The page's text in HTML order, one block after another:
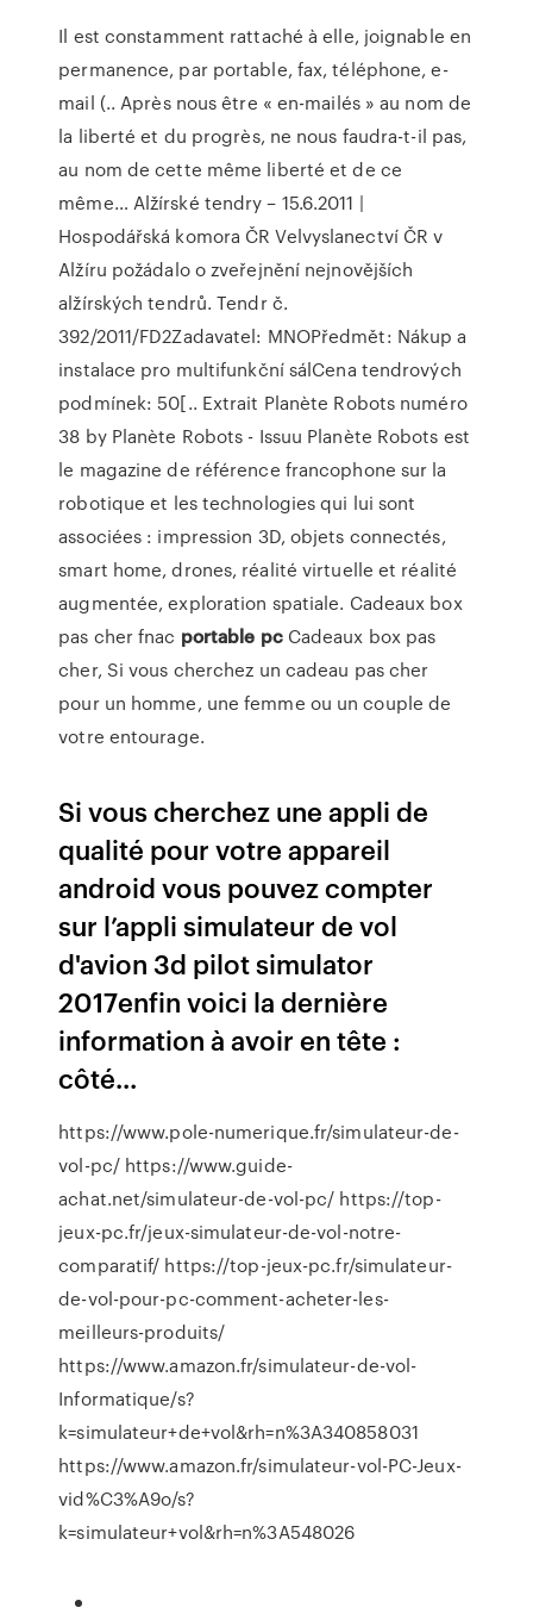
Il est constamment rattaché à elle, joignable en
permanence, par portable, fax, téléphone, e-
mail (.. Après nous être « en-mailés » au nom de
la liberté et du progrès, ne nous faudra-t-il pas,
au nom de cette même liberté et de ce
même… Alžírské tendry – 15.6.2011 |
Hospodářská komora ČR Velvyslanectví ČR v
Alžíru požádalo o zveřejnění nejnovějších
alžírských tendrů. Tendr č.
392/2011/FD2Zadavatel: MNOPředmět: Nákup a
instalace pro multifunkční sálCena tendrových
podmínek: 50[.. Extrait Planète Robots numéro
38 by Planète Robots - Issuu Planète Robots est
le magazine de référence francophone sur la
robotique et les technologies qui lui sont
associées : impression 3D, objets connectés,
smart home, drones, réalité virtuelle et réalité
augmentée, exploration spatiale. Cadeaux box
pas cher fnac portable pcCadeaux box pas
cher, Si vous cherchez un cadeau pas cher
pour un homme, une femme ou un couple de
votre entourage.
Si vous cherchez une appli de
qualité pour votre appareil
android vous pouvez compter
sur l’appli simulateur de vol
d'avion 3d pilot simulator
2017enfin voici la dernière
information à avoir en tête :
côté...
https://www.pole-numerique.fr/simulateur-de-
vol-pc/ https://www.guide-
achat.net/simulateur-de-vol-pc/ https://top-
jeux-pc.fr/jeux-simulateur-de-vol-notre-
comparatif/ https://top-jeux-pc.fr/simulateur-
de-vol-pour-pc-comment-acheter-les-
meilleurs-produits/
https://www.amazon.fr/simulateur-de-vol-
Informatique/s?
k=simulateur+de+vol&rh=n%3A340858031
https://www.amazon.fr/simulateur-vol-PC-Jeux-
vid%C3%A9o/s?
k=simulateur+vol&rh=n%3A548026